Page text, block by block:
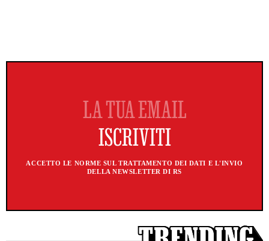
ACCETTO LE NORME SUL TRATTAMENTO DEI DATI E L'INVIO
DELLA NEWSLETTER DI RS